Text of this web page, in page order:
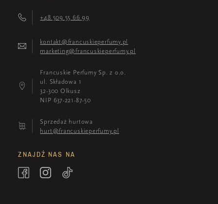
+48 509 55 66 99
kontakt@francuskieperfumy.pl
marketing@francuskieperfumy.pl
Francuskie Perfumy Sp. z o.o.
ul. Składowa 1
32-300 Olkusz
NIP 637-221-87-50
Sprzedaż hurtowa
hurt@francuskieperfumy.pl
ZNAJDŹ NAS NA